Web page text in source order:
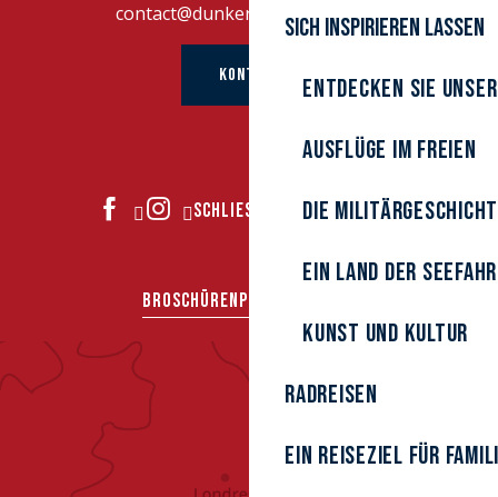
Sich inspirieren lassen
Entdecken Sie
Ausflüge im Freien
Die
Ein Land der
Kunst und Kultur
Radreisen
Ein Reiseziel für
contact@dunkerque-tourisme.fr
KONTAKT
SCHLIESSEN SIE SICH UNS AN
BROSCHÜREN PRESSEBEREICH